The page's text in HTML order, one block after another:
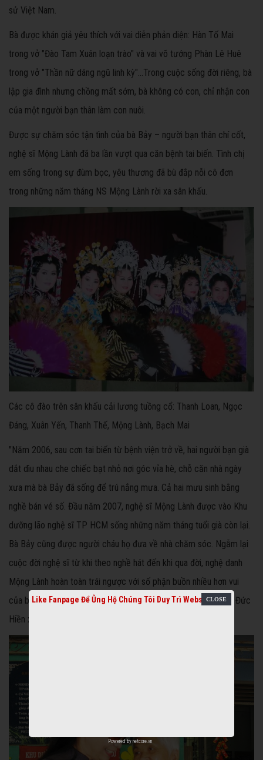
sử Việt Nam.
Bà được khán giả yêu thích với vai diễn phản diện: Hàn Tố Mai
trong vở "Đào Tam Xuân loạn trào" và vai võ tướng Phàn Lê Huê
trong vở "Thần nữ dâng ngũ linh kỳ"…Trong cuộc sống đời riêng, bà
lập gia đình nhưng chồng mất sớm, bà không có con, chỉ nhận con
của một người bạn thân làm con nuôi.
Được sự chăm sóc tận tình của bà Bảy – người bạn thân chí cốt,
nghệ sĩ Mộng Lành đã ba lần vượt qua căn bệnh tai biến. Tình chị
em sống trong sự đùm bọc, yêu thương đã bù đắp nỗi cô đơn
trong những năm tháng NS Mộng Lành rời xa sân khấu.
Các cô đào trên sân khấu cải lương tuồng cổ: Thanh Loan, Ngọc
Đáng, Xuân Yến, Thanh Thế, Mộng Lành, Bạch Mai
"Năm 2006, sau cơn tai biến từ bệnh viện trở về, hai người bạn già
dắt dìu nhau che chiếc bạt nhỏ nơi góc vỉa hè, chỗ căn nhà ngày
xưa mà bà Bảy đã sống để trú nắng mưa. Cả hai mưu sinh bằng
nghề bán vé số. Đầu năm 2007, nghệ sĩ Mộng Lành được vào Khu
dưỡng lão nghệ sĩ TP HCM sống những năm tháng tuổi già còn lại.
Bà Bảy cũng được người cháu họ đưa về nhà chăm sóc. Ngẫm lại
cuộc đời nghệ sĩ từ khi theo nghề hát đến khi qua đời, nghệ danh
Mộng Lành hoàn toàn trái ngược với số phận buồn nhiều hơn vui
của bà. Vĩnh biệt cô đào chánh của Đoàn Minh Tơ" – soạn giả Đức
Hiền xúc động kể.
Like Fanpage Để Ủng Hộ Chúng Tôi Duy Trì Website
Powered by netcore.vn